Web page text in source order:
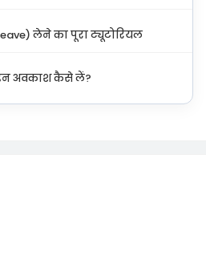
लेने का पूरा ट्यूटोरियल
अवकाश कैसे लें?